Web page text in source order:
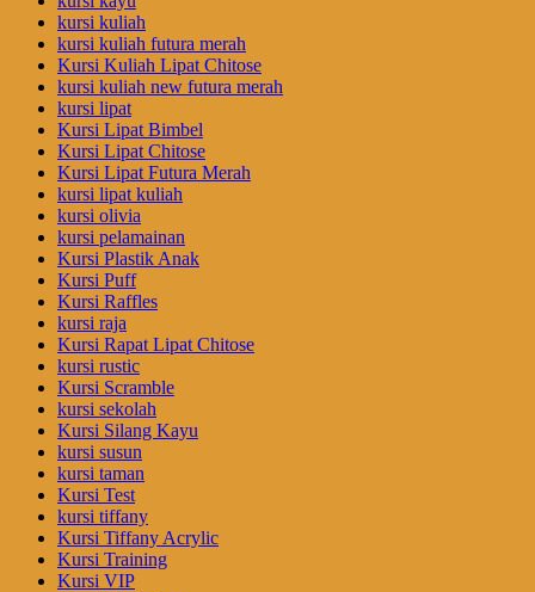
kursi kuliah
kursi kuliah futura merah
Kursi Kuliah Lipat Chitose
kursi kuliah new futura merah
kursi lipat
Kursi Lipat Bimbel
Kursi Lipat Chitose
Kursi Lipat Futura Merah
kursi lipat kuliah
kursi olivia
kursi pelamainan
Kursi Plastik Anak
Kursi Puff
Kursi Raffles
kursi raja
Kursi Rapat Lipat Chitose
kursi rustic
Kursi Scramble
kursi sekolah
Kursi Silang Kayu
kursi susun
kursi taman
Kursi Test
kursi tiffany
Kursi Tiffany Acrylic
Kursi Training
Kursi VIP